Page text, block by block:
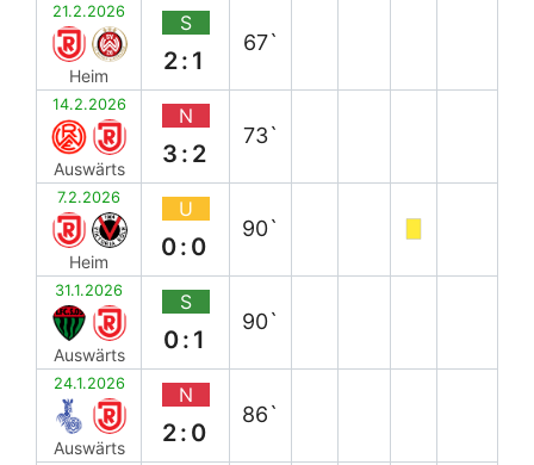
21.2.2026
Heim
S
2:1
67`
14.2.2026
Auswärts
N
3:2
73`
7.2.2026
Heim
U
0:0
90`
31.1.2026
Auswärts
S
0:1
90`
24.1.2026
Auswärts
N
2:0
86`